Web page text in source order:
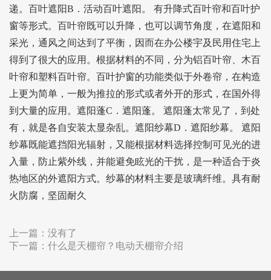
递。百叶遮阳B．活动百叶遮阳。 有升降式百叶帘和百叶护
窗等形式。百叶帘既可以升降，也可以调节角度，在遮阳和
采光，通风之间达到了平衡，因而在办公楼宇及民用住宅上
得到了很大的应用。根据材料的不同，分为铝百叶帘、木百
叶帘和塑料百叶帘。百叶护窗的功能类似于外卷帘，在构造
上更为简单，一般为推拉的形式或者外开的形式，在国外得
到大量的应用。遮阳蓬C．遮阳蓬。 遮阳蓬太常见了，到处
有，就是各自安装太显杂乱。遮阳纱幕D．遮阳纱幕。 遮阳
纱幕既能遮挡阳光辐射，又能根据材料选择控制可见光的进
入量，防止紫外线，并能避免眩光的干扰，是一种适合于炎
热地区的外遮阳方式。纱幕的材料主要是玻璃纤维。具有耐
火防腐，坚固耐久
上一篇： 没有了
下一篇： 什么是天棚帘？电动天棚帘介绍